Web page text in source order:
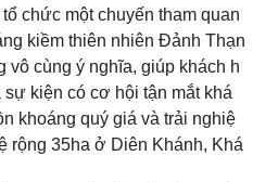
chức một chuyến tham quan
kiềm thiên nhiên Đảnh Thạn
vô cùng ý nghĩa, giúp khách h
kiện có cơ hội tận mắt khá
khoáng quý giá và trải nghiệ
rộng 35ha ở Diên Khánh, Khá